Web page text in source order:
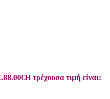
88.00€Η τρέχουσα τιμή είναι: